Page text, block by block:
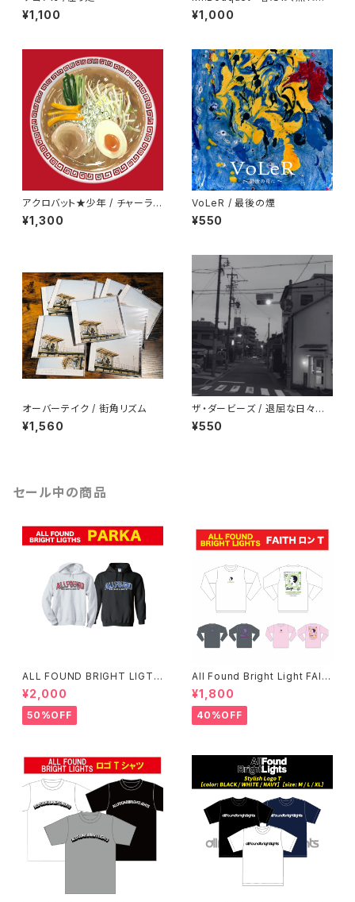
¥1,100
ね」
¥1,000
アクロバット★少年 / チャーラー
セット
¥1,300
VoLeR / 最後の煙
¥550
オーバーテイク / 街角リズム
¥1,560
ザ・ダービーズ / 退屈な日々に
も花束を
¥550
セール中の商品
ALL FOUND BRIGHT LIGTH
S パーカー
¥2,000
50%OFF
All Found Bright Light FAIT
H ロンT(残り僅か)
¥1,800
40%OFF